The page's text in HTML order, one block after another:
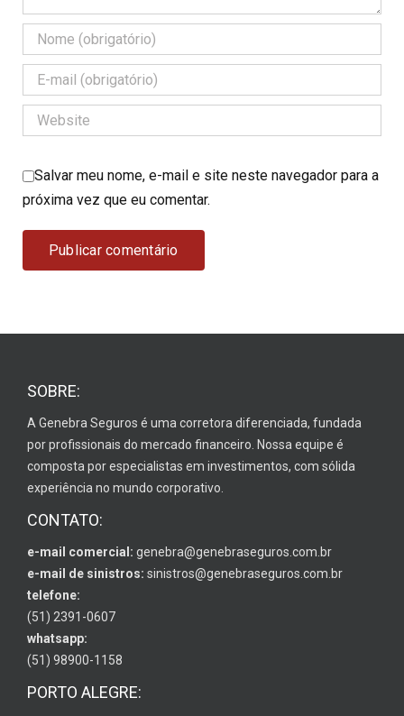
Salvar meu nome, e-mail e site neste navegador para a
próxima vez que eu comentar.
SOBRE:
A Genebra Seguros é uma corretora diferenciada, fundada
por profissionais do mercado financeiro. Nossa equipe é
composta por especialistas em investimentos, com sólida
experiência no mundo corporativo.
CONTATO:
e-mail comercial: genebra@genebraseguros.com.br
e-mail de sinistros: sinistros@genebraseguros.com.br
telefone:
(51) 2391-0607
whatsapp:
(51) 98900-1158
PORTO ALEGRE: